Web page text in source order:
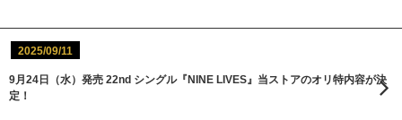
2025/09/11
9月24日（水）発売 22nd シングル『NINE LIVES』当ストアのオリ特内容が決
定！